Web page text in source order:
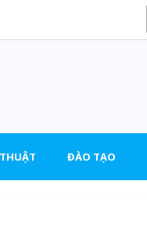
ĐÀO TẠO